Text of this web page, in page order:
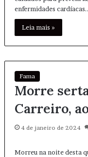
enfermidades
Leia mais »
Fama
Morre
Carreiro,
4 de janeiro de 2024
Morreu na noite desta